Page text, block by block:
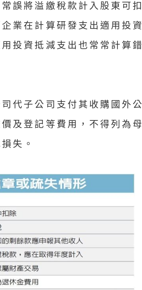
誤將溢繳稅款計入股東可扣
業在計算研發支出適用投資
投資抵減支出也常常計算錯
代子公司支付其收購國外公
及登記等費用，不得列為母
失。